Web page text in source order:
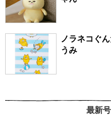
ノラネコぐ
うみ
最新